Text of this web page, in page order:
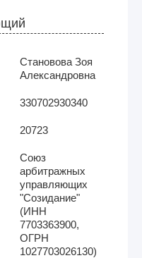
Становова Зоя
Александровна
330702930340
20723
Союз
арбитражных
управляющих
"Созидание"
(ИНН
7703363900,
ОГРН
1027703026130)